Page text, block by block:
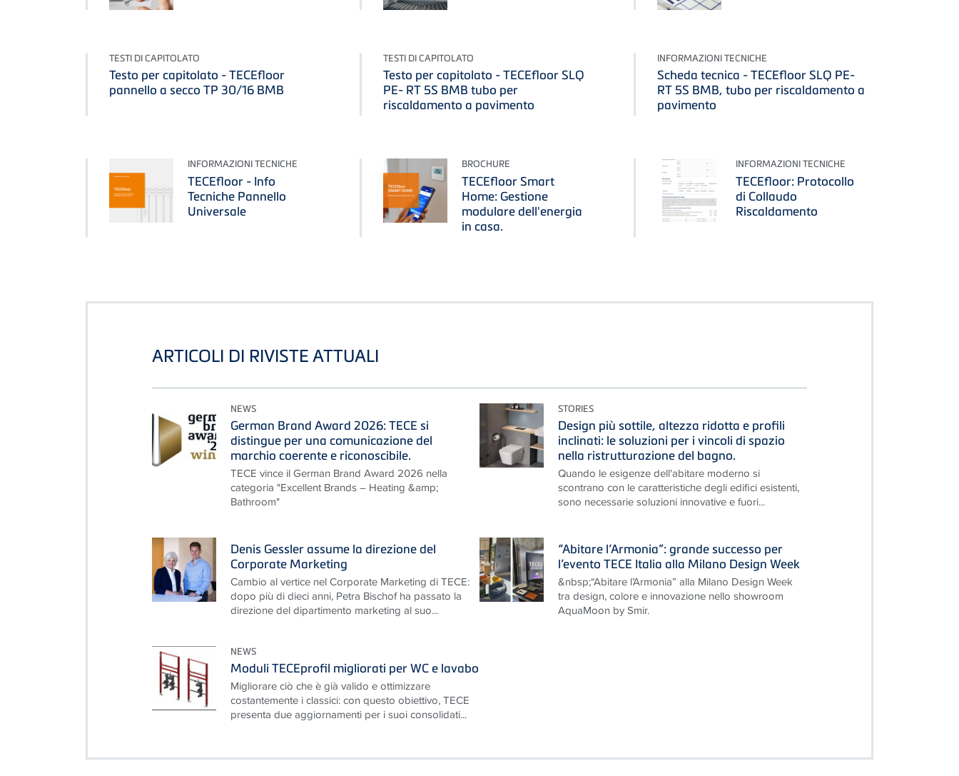
TESTI DI CAPITOLATO
Testo per capitolato - TECEfloor
pannello a secco TP 30/16 BMB
TESTI DI CAPITOLATO
Testo per capitolato - TECEfloor SLQ
PE- RT 5S BMB tubo per
riscaldamento a pavimento
INFORMAZIONI TECNICHE
Scheda tecnica - TECEfloor SLQ PE-
RT 5S BMB, tubo per riscaldamento a
pavimento
INFORMAZIONI TECNICHE
TECEfloor - Info
Tecniche Pannello
Universale
BROCHURE
TECEfloor Smart
Home: Gestione
modulare dell'energia
in casa.
INFORMAZIONI TECNICHE
TECEfloor: Protocollo
di Collaudo
Riscaldamento
ARTICOLI DI RIVISTE ATTUALI
NEWS
German Brand Award 2026: TECE si
distingue per una comunicazione del
marchio coerente e riconoscibile.
TECE vince il German Brand Award 2026 nella
categoria "Excellent Brands – Heating &amp;
Bathroom"
STORIES
Design più sottile, altezza ridotta e profili
inclinati: le soluzioni per i vincoli di spazio
nella ristrutturazione del bagno.
Quando le esigenze dell'abitare moderno si
scontrano con le caratteristiche degli edifici esistenti,
sono necessarie soluzioni innovative e fuori...
Denis Gessler assume la direzione del
Corporate Marketing
Cambio al vertice nel Corporate Marketing di TECE:
dopo più di dieci anni, Petra Bischof ha passato la
direzione del dipartimento marketing al suo...
“Abitare l’Armonia”: grande successo per
l’evento TECE Italia alla Milano Design Week
&nbsp;“Abitare l’Armonia” alla Milano Design Week
tra design, colore e innovazione nello showroom
AquaMoon by Smir.
NEWS
Moduli TECEprofil migliorati per WC e lavabo
Migliorare ciò che è già valido e ottimizzare
costantemente i classici: con questo obiettivo, TECE
presenta due aggiornamenti per i suoi consolidati...